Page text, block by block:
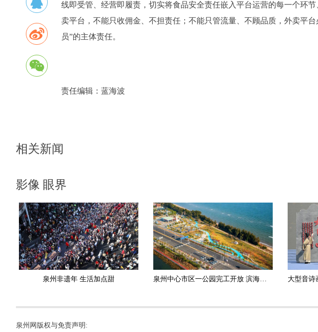
线即受管、经营即履责，切实将食品安全责任嵌入平台运营的每一个环
卖平台，不能只收佣金、不担责任；不能只管流量、不顾品质，外卖平
员”的主体责任。
责任编辑： 蓝海波
相关新闻
影像 眼界
泉州非遗年 生活加点甜 泉州中心市区一公园完工开放 滨海浪漫线再添便民新景
泉州网版权与免责声明: